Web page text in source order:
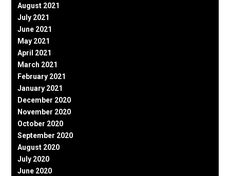
August 2021
July 2021
June 2021
May 2021
April 2021
March 2021
February 2021
January 2021
December 2020
November 2020
October 2020
September 2020
August 2020
July 2020
June 2020